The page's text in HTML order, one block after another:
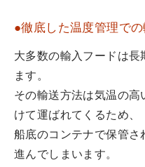
●徹底した温度管理での
大多数の輸入フードは長
ます。
その輸送方法は気温の
けて運ばれてくるため、
船底のコンテナで保管さ
進んでしまいます。